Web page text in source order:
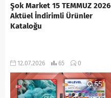
Şok Market 15 TEMMUZ 2026
Aktüel İndirimli Ürünler
Kataloğu
12.07.2026 65 0